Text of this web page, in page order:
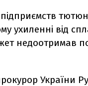
ухиленні від
недоотримав
України